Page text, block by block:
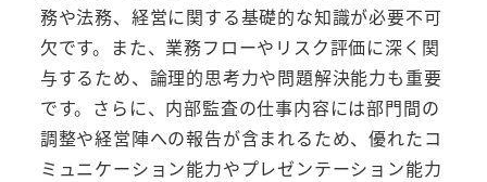
務や法務、経営に関する基礎的な知識が必要不可
欠です。また、業務フローやリスク評価に深く関
与するため、論理的思考力や問題解決能力も重要
です。さらに、内部監査の仕事内容には部門間の
調整や経営陣への報告が含まれるため、優れたコ
ミュニケーション能力やプレゼンテーション能力